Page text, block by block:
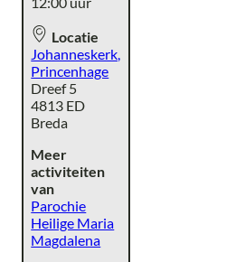
Locatie
Johanneskerk,
Princenhage
Dreef 5
4813 ED
Breda
Meer
activiteiten
van
Parochie
Heilige Maria
Magdalena